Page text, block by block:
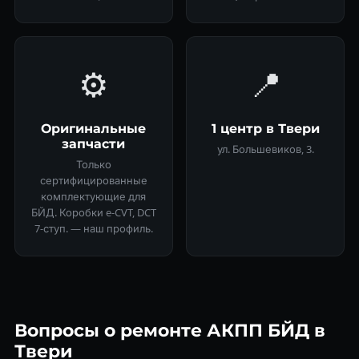
⚙️
Оригинальные
запчасти
Только
сертифицированные
комплектующие для
БЙД. Коробки e-CVT, DCT
7-ступ. — наш профиль.
📍
1 центр в Твери
ул. Большевиков, 3.
Вопросы о ремонте АКПП БЙД в
Твери